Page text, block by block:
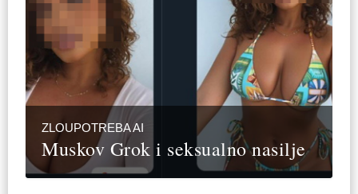
ZLOUPOTREBA AI
Muskov Grok i seksualno nasilje